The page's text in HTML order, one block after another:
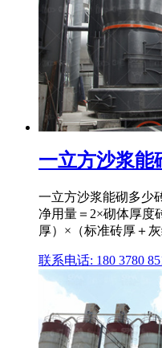
一立方沙浆能
一立方沙浆能砌多少
净用量＝2×砌体厚度
厚）×（标准砖厚＋
联系电话: 180 3780